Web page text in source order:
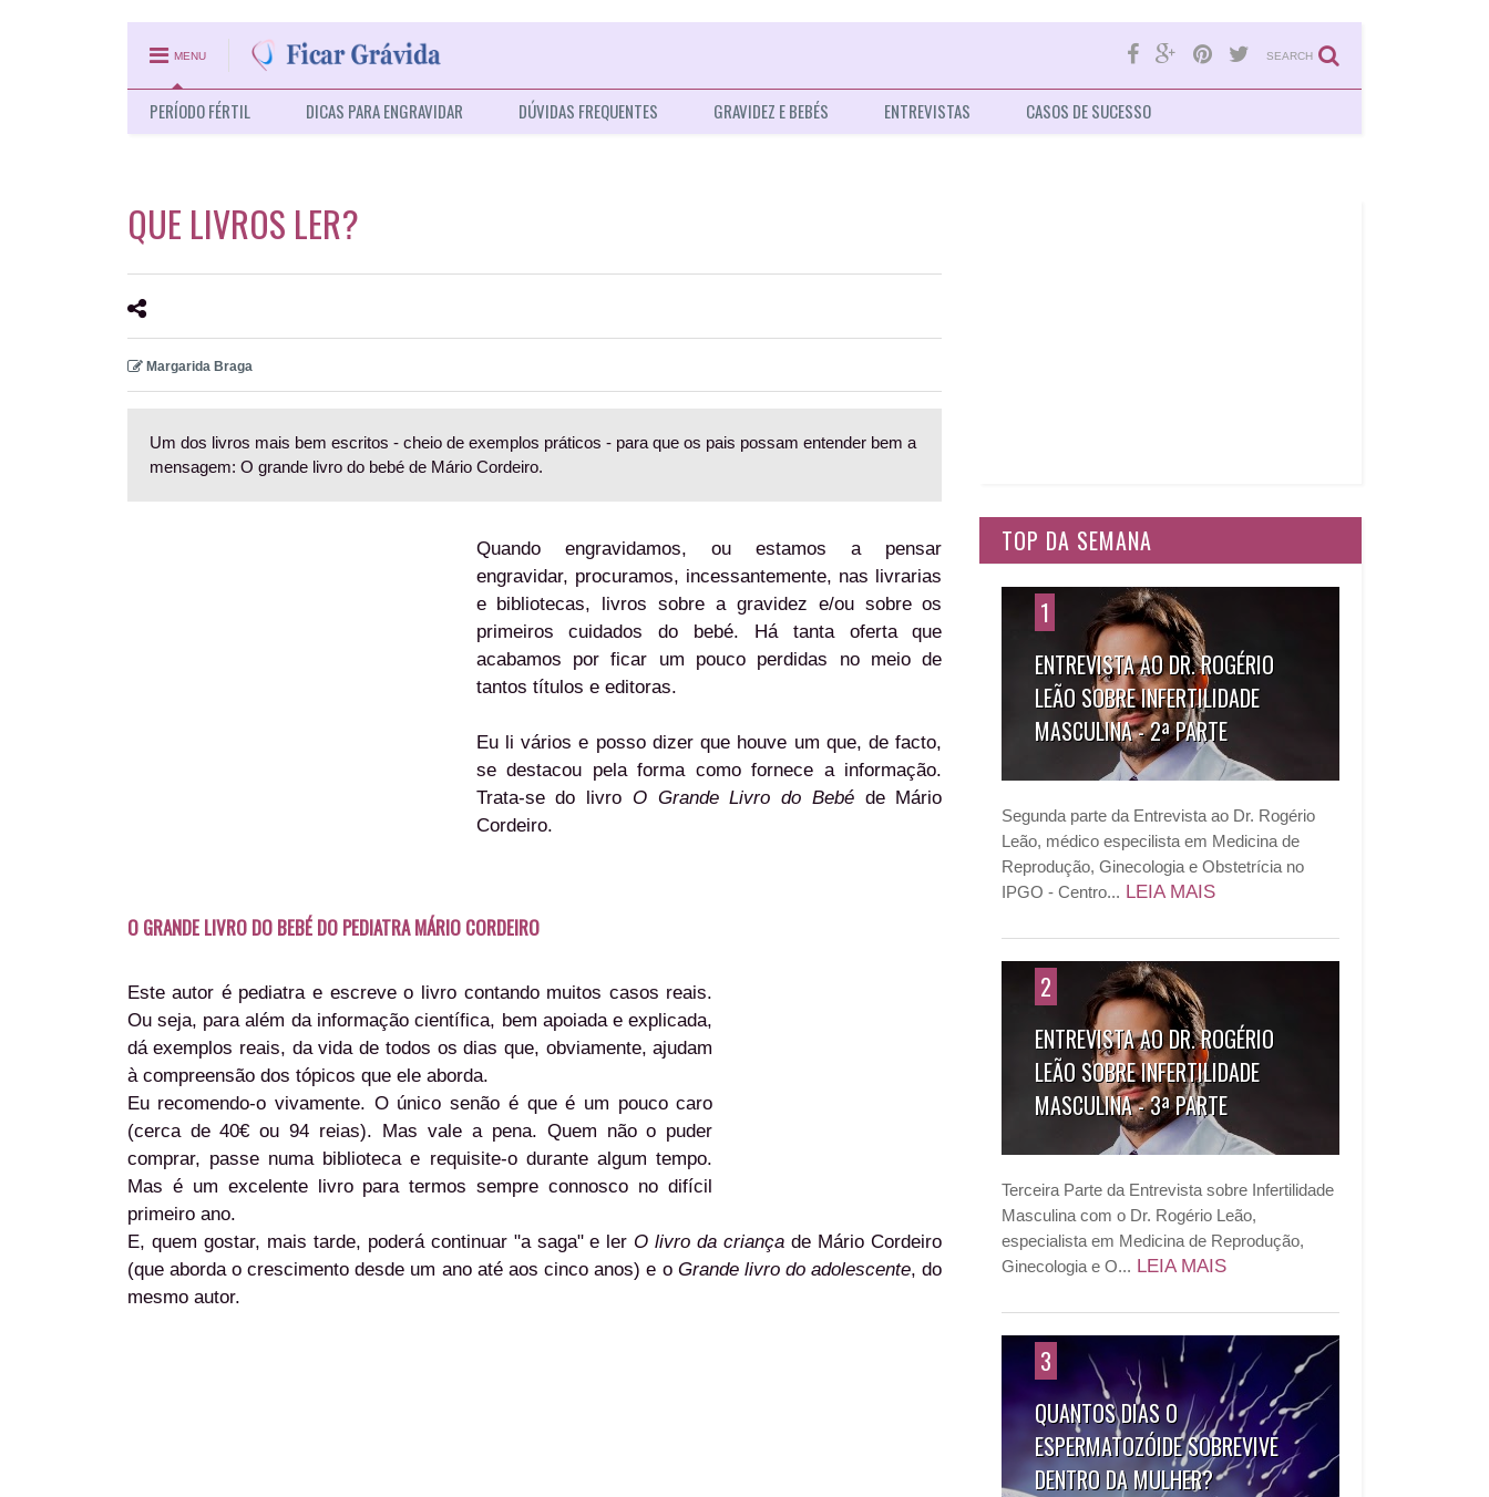
MENU SEARCH
PERÍODO FÉRTIL DICAS PARA ENGRAVIDAR DÚVIDAS FREQUENTES GRAVIDEZ E BEBÉS ENTREVISTAS CASOS DE SUCESSO
QUE LIVROS LER?
Margarida Braga
Um dos livros mais bem escritos - cheio de exemplos práticos - para que os pais possam entender bem a
mensagem: O grande livro do bebé de Mário Cordeiro.
Quando engravidamos, ou estamos a pensar
engravidar, procuramos, incessantemente, nas livrarias
e bibliotecas, livros sobre a gravidez e/ou sobre os
primeiros cuidados do bebé. Há tanta oferta que
acabamos por ficar um pouco perdidas no meio de
tantos títulos e editoras.
Eu li vários e posso dizer que houve um que, de facto,
se destacou pela forma como fornece a informação.
Trata-se do livro O Grande Livro do Bebéde Mário
Cordeiro.
O GRANDE LIVRO DO BEBÉ DO PEDIATRA MÁRIO CORDEIRO
Este autor é pediatra e escreve o livro contando muitos casos reais.
Ou seja, para além da informação científica, bem apoiada e explicada,
dá exemplos reais, da vida de todos os dias que, obviamente, ajudam
à compreensão dos tópicos que ele aborda.
Eu recomendo-o vivamente. O único senão é que é um pouco caro
(cerca de 40€ ou 94 reias). Mas vale a pena. Quem não o puder
comprar, passe numa biblioteca e requisite-o durante algum tempo.
Mas é um excelente livro para termos sempre connosco no difícil
primeiro ano.
E, quem gostar, mais tarde, poderá continuar "a saga" e ler O livro da criança de Mário Cordeiro
(que aborda o crescimento desde um ano até aos cinco anos) e o Grande livro do adolescente, do
mesmo autor.
TOP DA SEMANA
1
ENTREVISTA AO DR. ROGÉRIO
LEÃO SOBRE INFERTILIDADE
MASCULINA - 2ª PARTE
Segunda parte da Entrevista ao Dr. Rogério
Leão, médico especilista em Medicina de
Reprodução, Ginecologia e Obstetrícia no
IPGO - Centro... LEIA MAIS
2
ENTREVISTA AO DR. ROGÉRIO
LEÃO SOBRE INFERTILIDADE
MASCULINA - 3ª PARTE
Terceira Parte da Entrevista sobre Infertilidade
Masculina com o Dr. Rogério Leão,
especialista em Medicina de Reprodução,
Ginecologia e O... LEIA MAIS
3
QUANTOS DIAS O
ESPERMATOZÓIDE SOBREVIVE
DENTRO DA MULHER?